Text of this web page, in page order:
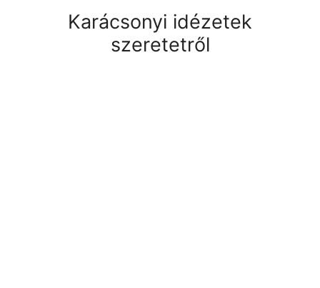
Karácsonyi idézetek
szeretetről